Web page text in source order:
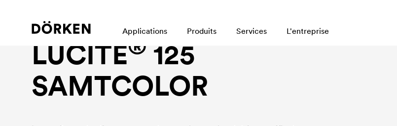
Applications Produits Services L'entreprise
Laques pour bâtiments En phase sovlant
LUCITE® 125
SAMTCOLOR